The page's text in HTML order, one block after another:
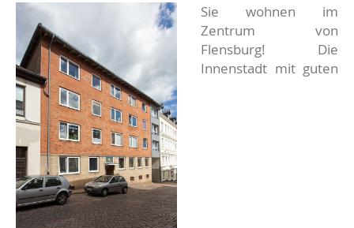
Beschreibung
Sie wohnen im
Zentrum von
Flensburg! Die
Innenstadt mit guten